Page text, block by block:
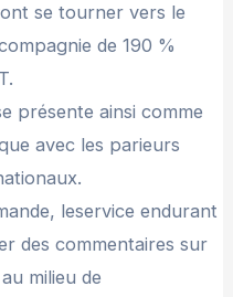
se tourner vers le
de 190 %
présente ainsi comme
avec les parieurs
leservice endurant
des commentaires sur
milieu de